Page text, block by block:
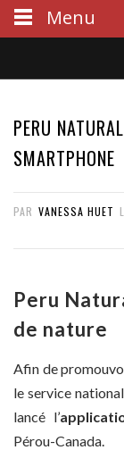
PERU
SMARTPHONE
PAR VANESSA HUET
Peru
de nature
Afin de
le service
lancé l’
Pérou-Canada.
Menu